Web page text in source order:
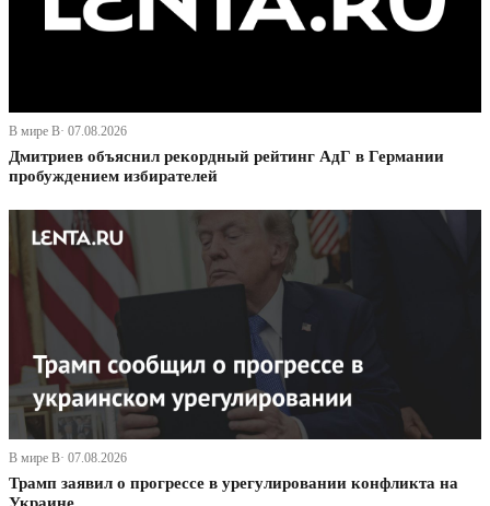
В мире В· 07.08.2026
Дмитриев объяснил рекордный рейтинг АдГ в Германии
пробуждением избирателей
В мире В· 07.08.2026
Трамп заявил о прогрессе в урегулировании конфликта на